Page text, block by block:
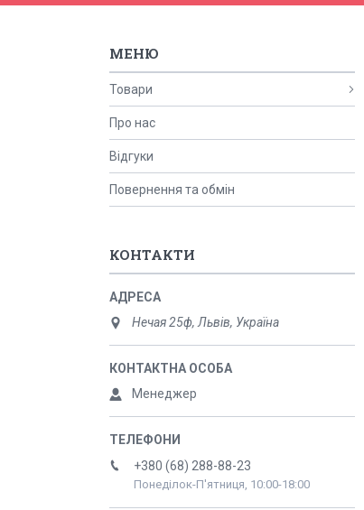
Товари
Про нас
Відгуки
Повернення та обмін
КОНТАКТИ
Нечая 25ф, Львів, Україна
Менеджер
+380 (68) 288-88-23
Понеділок-П'ятниця, 10:00-18:00